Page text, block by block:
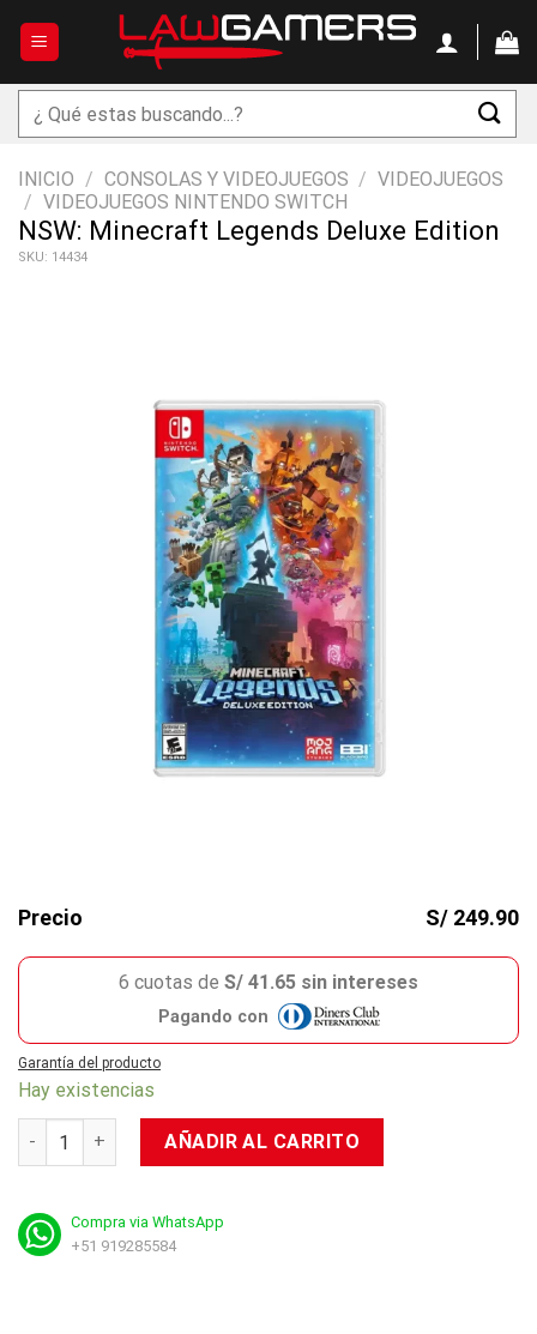
Buscar
por:
INICIO / CONSOLAS Y VIDEOJUEGOS / VIDEOJUEGOS
/ VIDEOJUEGOS NINTENDO SWITCH
NSW: Minecraft Legends Deluxe Edition
SKU: 14434
Precio S/ 249.90
6 cuotas de S/ 41.65 sin intereses
Pagando con
Garantía del producto
Hay existencias
NSW: Minecraft Legends Deluxe Edition cantidad
AÑADIR AL CARRITO
Compra via WhatsApp
+51 919285584